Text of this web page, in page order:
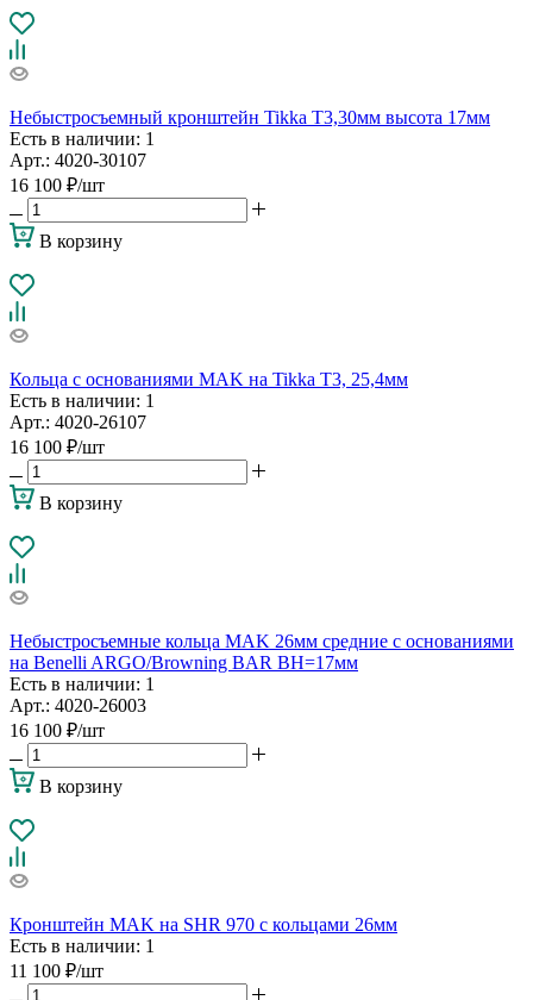
Небыстросъемный кронштейн Tikka T3,30мм высота 17мм
Есть в наличии: 1
Арт.: 4020-30107
16 100 ₽/шт
В корзину
Кольца с основаниями MAK на Tikka T3, 25,4мм
Есть в наличии: 1
Арт.: 4020-26107
16 100 ₽/шт
В корзину
Небыстросъемные кольца MAK 26мм средние с основаниями
на Benelli ARGO/Browning BAR BH=17мм
Есть в наличии: 1
Арт.: 4020-26003
16 100 ₽/шт
В корзину
Кронштейн MAK на SHR 970 с кольцами 26мм
Есть в наличии: 1
11 100 ₽/шт